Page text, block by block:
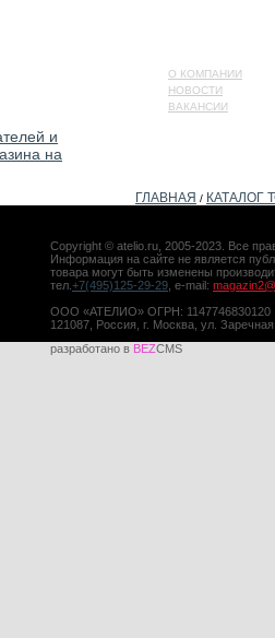
О КОМПАНИИ
НОВОСТИ
ВАКАНСИИ
ГЛАВНАЯ / КАТАЛОГ
Copyright © atelio.ru, 2005-2023. Все
Информация на сайте не является
товара могут быть изменены
тел. +7(495)125-29-29 , e-mail:
ООО «АТЕЛИО» ОГРН: 1147746830120
121087, Россия, г. Москва, ул.
разработано в BEZCMS